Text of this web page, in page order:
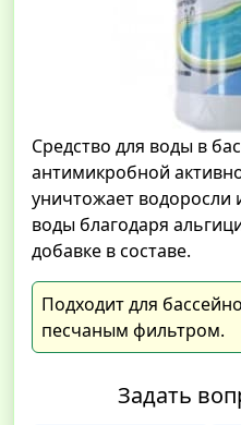
Средство для воды в
антимикробной
уничтожает водоросли
воды благодаря
добавке в составе.
Подходит для
песчаным фильтром.
Задать